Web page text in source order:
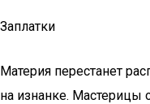
Заплатки
Материя перестанет
на изнанке. Мастерицы